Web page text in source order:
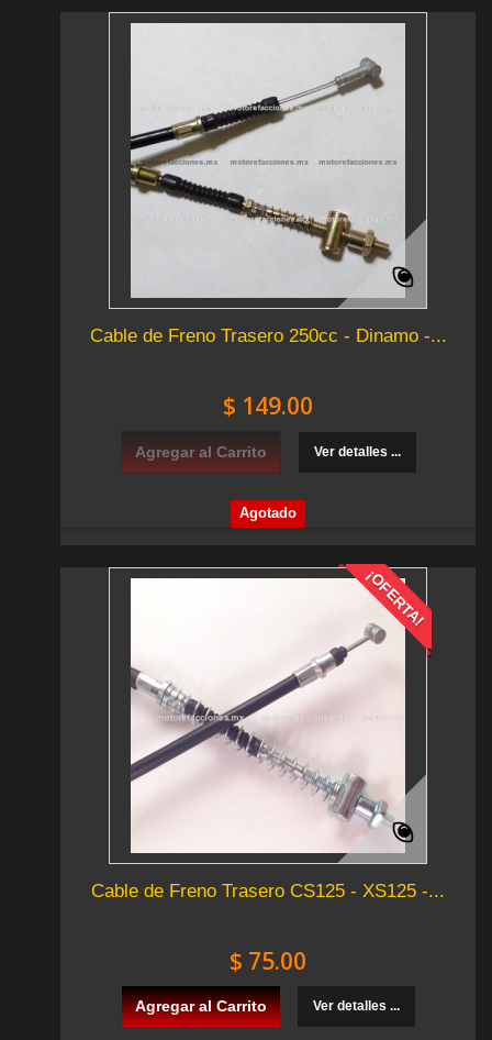
Cable de Freno Trasero 250cc - Dinamo -...
$ 149.00
Agregar al Carrito Ver detalles ...
Agotado
¡OFERTA!
Cable de Freno Trasero CS125 - XS125 -...
$ 75.00
Agregar al Carrito Ver detalles ...